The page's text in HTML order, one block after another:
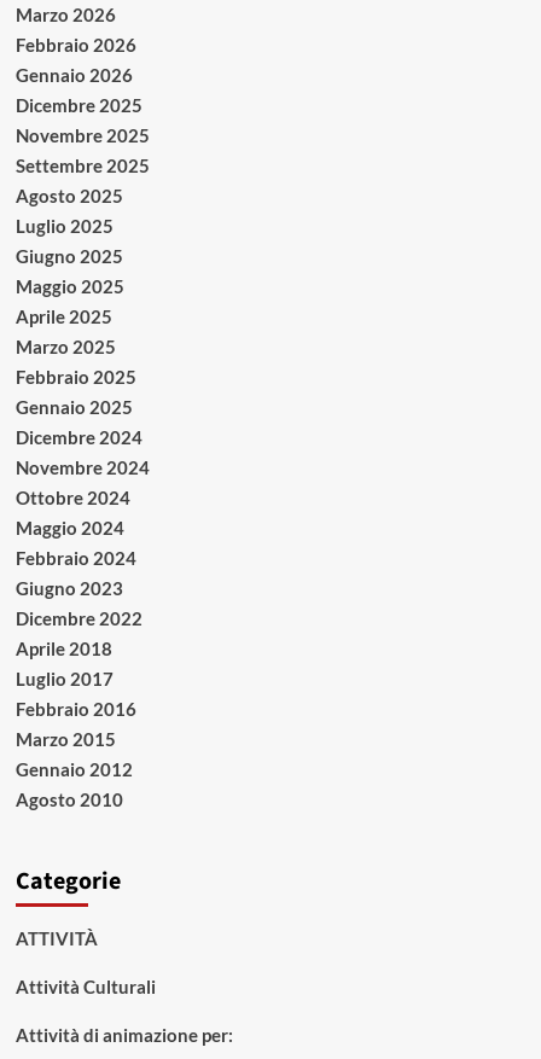
Marzo 2026
Febbraio 2026
Gennaio 2026
Dicembre 2025
Novembre 2025
Settembre 2025
Agosto 2025
Luglio 2025
Giugno 2025
Maggio 2025
Aprile 2025
Marzo 2025
Febbraio 2025
Gennaio 2025
Dicembre 2024
Novembre 2024
Ottobre 2024
Maggio 2024
Febbraio 2024
Giugno 2023
Dicembre 2022
Aprile 2018
Luglio 2017
Febbraio 2016
Marzo 2015
Gennaio 2012
Agosto 2010
Categorie
ATTIVITÀ
Attività Culturali
Attività di animazione per: